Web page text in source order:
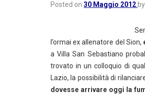
Posted on 30 Maggio 2012 by
l’ormai ex allenatore del Sion,
a Villa San Sebastiano
trovato in un colloquio di
Lazio, la possibilità di
dovesse arrivare oggi la